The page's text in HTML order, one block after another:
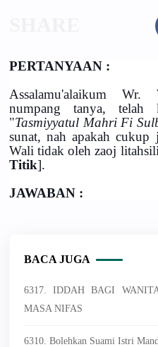
PERTANYAAN :
Assalamu'alaikum
numpang tanya, telah
"Tasmiyyatul Mahri Fi
sunat, nah apakah cukup
Wali tidak oleh zaoj
Titik].
JAWABAN :
BACA JUGA
6317. IDDAH BAGI
MASA NIFAS
6310. Bolehkan Suami Istri